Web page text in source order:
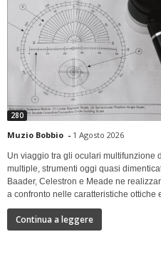
280
Muzio Bobbio - 1 Agosto 2026
Un viaggio tra gli oculari multifunzione
multiple, strumenti oggi quasi
Baader, Celestron e Meade ne
a confronto nelle caratteristiche ottiche
Continua a leggere